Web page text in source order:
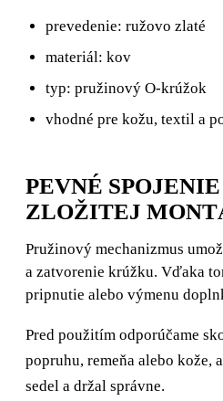
prevedenie: ružovo zlaté
materiál: kov
typ: pružinový O-krúžok
vhodné pre kožu, textil a
PEVNÉ
ZLOŽITEJ
Pružinový mechanizmus
a zatvorenie krúžku. Vďaka
pripnutie alebo výmenu
Pred použitím odporúčame
popruhu, remeňa alebo kože,
sedel a držal správne.